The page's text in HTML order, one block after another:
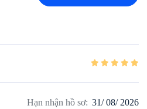
Hạn nhận hồ sơ: 31/ 08/ 2026